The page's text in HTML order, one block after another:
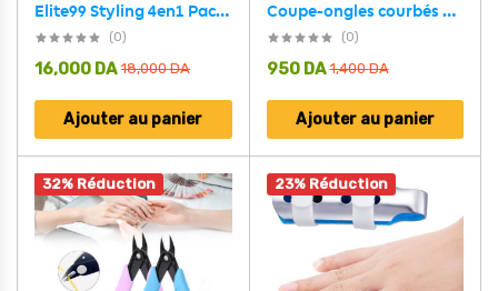
Elite99 Styling 4en1 Pack Ultime pour des Cheveux Parfaits – مجموعة العناية بالشعر 4في1
(0)
18,000DA
16,000 DA
Ajouter au panier
Coupe-ongles courbés en acier inoxydable pour ongles épais – مقص أظافر بتصميم منحني للأظافر السميكة
(0)
1,400DA
950 DA
Ajouter au panier
32% Réduction 23% Réduction